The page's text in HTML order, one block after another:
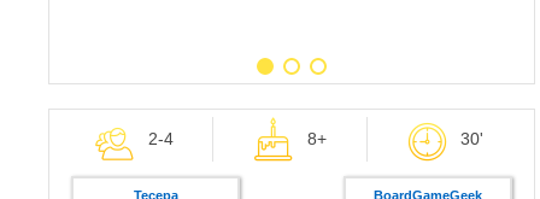
2-4 8+ 30'
Тесера BoardGameGeek